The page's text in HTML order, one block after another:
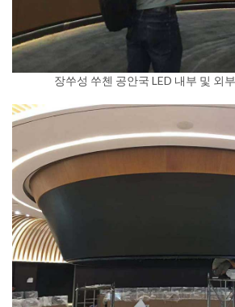
장쑤성 쑤첸 공안국 LED 내부 및 외